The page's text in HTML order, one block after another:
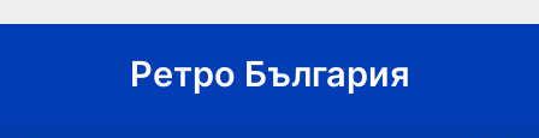
Ретро България